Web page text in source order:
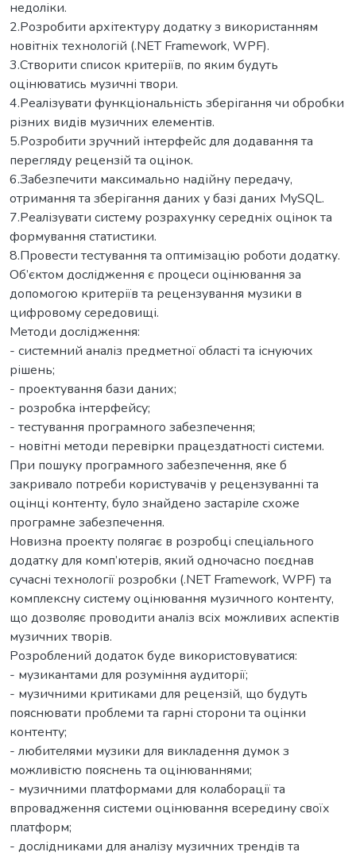
недоліки.
2.Розробити архітектуру додатку з використанням
новітніх технологій (.NET Framework, WPF).
3.Створити список критеріїв, по яким будуть
оцінюватись музичні твори.
4.Реалізувати функціональність зберігання чи обробки
різних видів музичних елементів.
5.Розробити зручний інтерфейс для додавання та
перегляду рецензій та оцінок.
6.Забезпечити максимально надійну передачу,
отримання та зберігання даних у базі даних MySQL.
7.Реалізувати систему розрахунку середніх оцінок та
формування статистики.
8.Провести тестування та оптимізацію роботи додатку.
Об’єктом дослідження є процеси оцінювання за
допомогою критеріїв та рецензування музики в
цифровому середовищі.
Методи дослідження:
- системний аналіз предметної області та існуючих
рішень;
- проектування бази даних;
- розробка інтерфейсу;
- тестування програмного забезпечення;
- новітні методи перевірки працездатності системи.
При пошуку програмного забезпечення, яке б
закривало потреби користувачів у рецензуванні та
оцінці контенту, було знайдено застаріле схоже
програмне забезпечення.
Новизна проекту полягає в розробці спеціального
додатку для комп’ютерів, який одночасно поєднав
сучасні технології розробки (.NET Framework, WPF) та
комплексну систему оцінювання музичного контенту,
що дозволяє проводити аналіз всіх можливих аспектів
музичних творів.
Розроблений додаток буде використовуватися:
- музикантами для розуміння аудиторії;
- музичними критиками для рецензій, що будуть
пояснювати проблеми та гарні сторони та оцінки
контенту;
- любителями музики для викладення думок з
можливістю пояснень та оцінюваннями;
- музичними платформами для колаборації та
впровадження системи оцінювання всередину своїх
платформ;
- дослідниками для аналізу музичних трендів та